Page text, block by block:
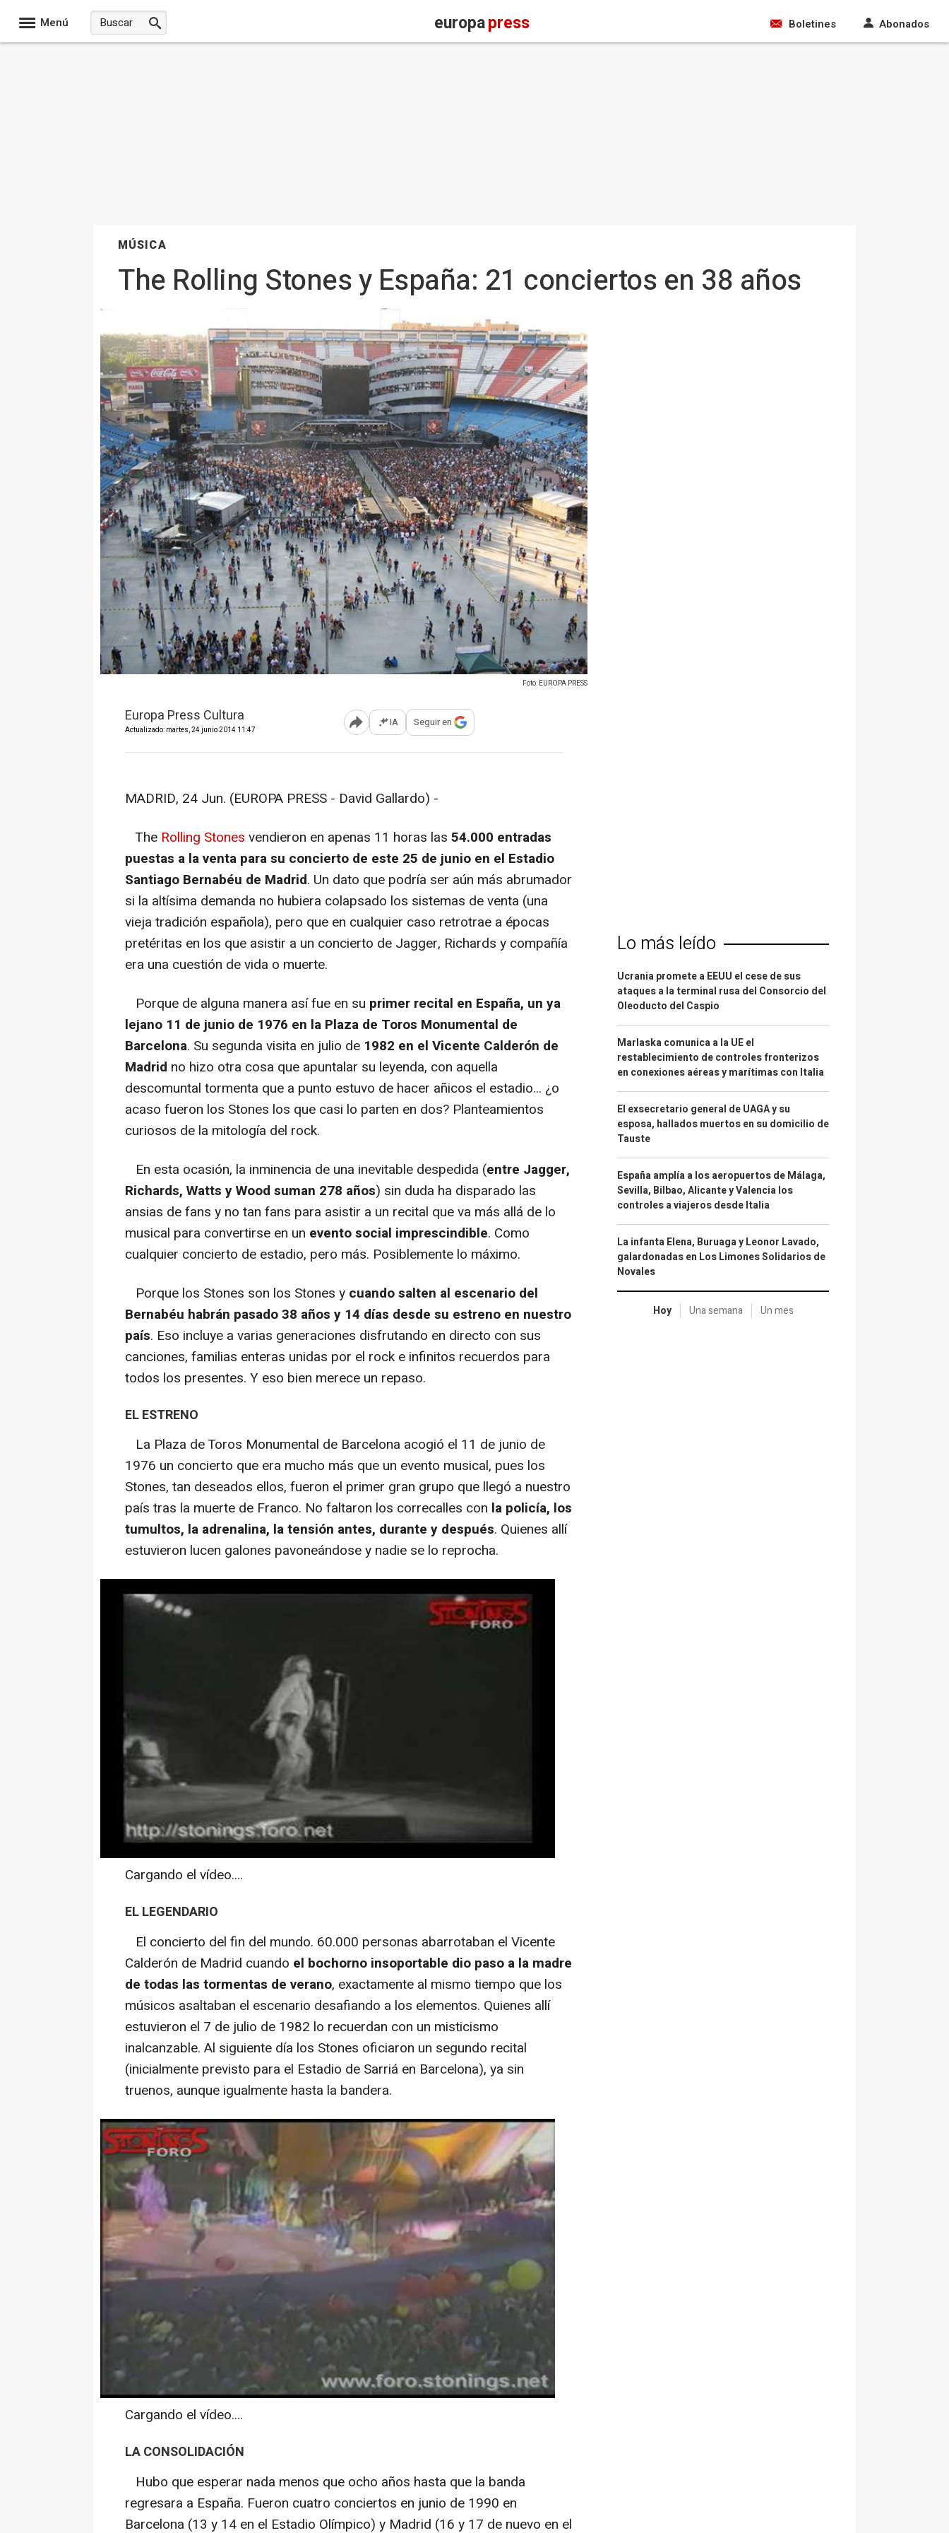
Menú europapress Boletines Abonados
MÚSICA
The Rolling Stones y España: 21 conciertos en 38 años
Foto: EUROPA PRESS
Europa Press Cultura
Actualizado: martes, 24 junio 2014 11:47 Abrir opciones para compartir
IA Seguir en
MADRID, 24 Jun. (EUROPA PRESS - David Gallardo) -
The Rolling Stones vendieron en apenas 11 horas las 54.000 entradas
puestas a la venta para su concierto de este 25 de junio en el Estadio
Santiago Bernabéu de Madrid. Un dato que podría ser aún más abrumador
si la altísima demanda no hubiera colapsado los sistemas de venta (una
vieja tradición española), pero que en cualquier caso retrotrae a épocas
pretéritas en los que asistir a un concierto de Jagger, Richards y compañía
era una cuestión de vida o muerte.
Porque de alguna manera así fue en su primer recital en España, un ya
lejano 11 de junio de 1976 en la Plaza de Toros Monumental de
Barcelona. Su segunda visita en julio de 1982 en el Vicente Calderón de
Madrid no hizo otra cosa que apuntalar su leyenda, con aquella
descomuntal tormenta que a punto estuvo de hacer añicos el estadio... ¿o
acaso fueron los Stones los que casi lo parten en dos? Planteamientos
curiosos de la mitología del rock.
En esta ocasión, la inminencia de una inevitable despedida (entre Jagger,
Richards, Watts y Wood suman 278 años) sin duda ha disparado las
ansias de fans y no tan fans para asistir a un recital que va más allá de lo
musical para convertirse en un evento social imprescindible. Como
cualquier concierto de estadio, pero más. Posiblemente lo máximo.
Porque los Stones son los Stones y cuando salten al escenario del
Bernabéu habrán pasado 38 años y 14 días desde su estreno en nuestro
país. Eso incluye a varias generaciones disfrutando en directo con sus
canciones, familias enteras unidas por el rock e infinitos recuerdos para
todos los presentes. Y eso bien merece un repaso.
EL ESTRENO
La Plaza de Toros Monumental de Barcelona acogió el 11 de junio de
1976 un concierto que era mucho más que un evento musical, pues los
Stones, tan deseados ellos, fueron el primer gran grupo que llegó a nuestro
país tras la muerte de Franco. No faltaron los correcalles con la policía, los
tumultos, la adrenalina, la tensión antes, durante y después. Quienes allí
estuvieron lucen galones pavoneándose y nadie se lo reprocha.
Cargando el vídeo....
EL LEGENDARIO
El concierto del fin del mundo. 60.000 personas abarrotaban el Vicente
Calderón de Madrid cuando el bochorno insoportable dio paso a la madre
de todas las tormentas de verano, exactamente al mismo tiempo que los
músicos asaltaban el escenario desafiando a los elementos. Quienes allí
estuvieron el 7 de julio de 1982 lo recuerdan con un misticismo
inalcanzable. Al siguiente día los Stones oficiaron un segundo recital
(inicialmente previsto para el Estadio de Sarriá en Barcelona), ya sin
truenos, aunque igualmente hasta la bandera.
Cargando el vídeo....
LA CONSOLIDACIÓN
Hubo que esperar nada menos que ocho años hasta que la banda
regresara a España. Fueron cuatro conciertos en junio de 1990 en
Barcelona (13 y 14 en el Estadio Olímpico) y Madrid (16 y 17 de nuevo en el
Lo más leído
Ucrania promete a EEUU el cese de sus
ataques a la terminal rusa del Consorcio del
Oleoducto del Caspio
Marlaska comunica a la UE el
restablecimiento de controles fronterizos
en conexiones aéreas y marítimas con Italia
El exsecretario general de UAGA y su
esposa, hallados muertos en su domicilio de
Tauste
España amplía a los aeropuertos de Málaga,
Sevilla, Bilbao, Alicante y Valencia los
controles a viajeros desde Italia
La infanta Elena, Buruaga y Leonor Lavado,
galardonadas en Los Limones Solidarios de
Novales
Hoy Una semana Un mes